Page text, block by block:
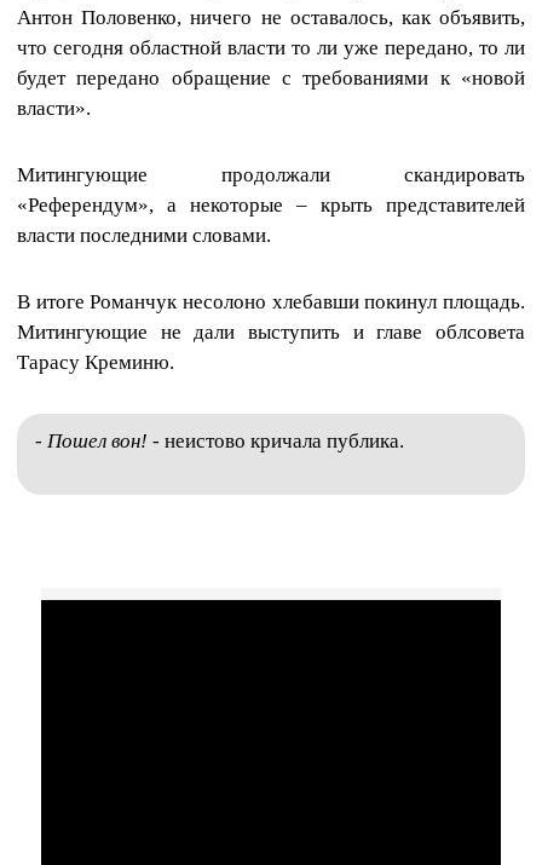
Антон Половенко, ничего не оставалось, как объявить,
что сегодня областной власти то ли уже передано, то ли
будет передано обращение с требованиями к «новой
власти».
Митингующие продолжали скандировать
«Референдум», а некоторые – крыть представителей
власти последними словами.
В итоге Романчук несолоно хлебавши покинул площадь.
Митингующие не дали выступить и главе облсовета
Тарасу Креминю.
- Пошел вон! - неистово кричала публика.